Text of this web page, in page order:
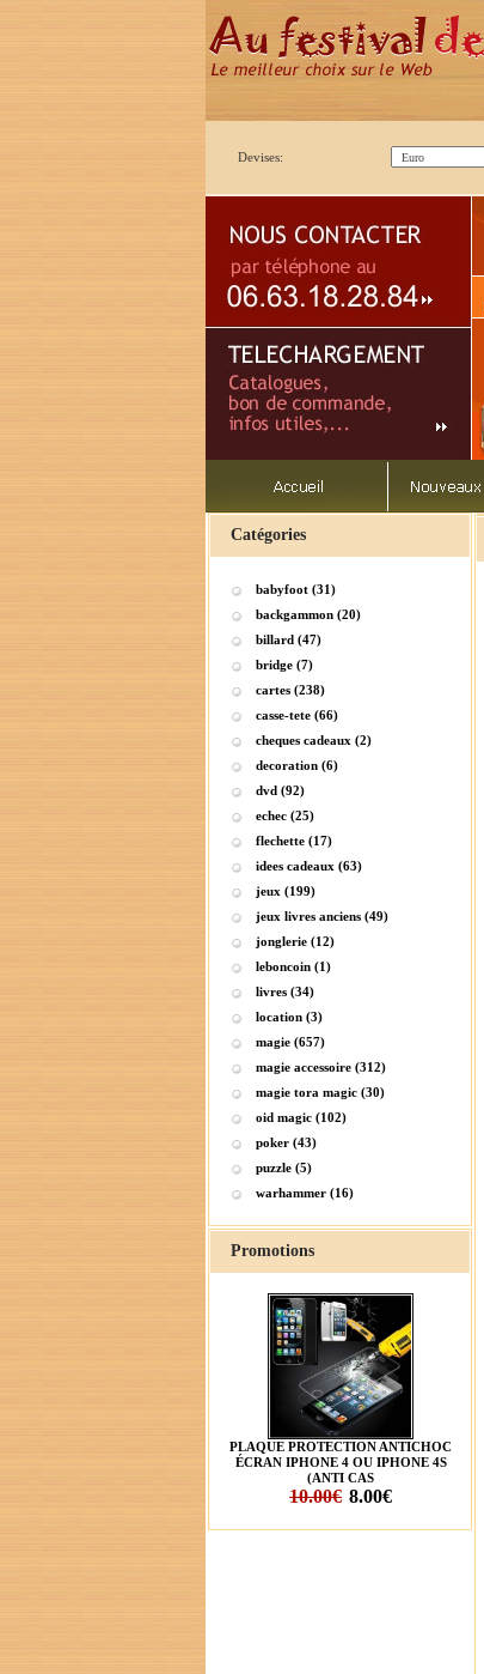
Devises:
Catégories
babyfoot (31)
backgammon (20)
billard (47)
bridge (7)
cartes (238)
casse-tete (66)
cheques cadeaux (2)
decoration (6)
dvd (92)
echec (25)
flechette (17)
idees cadeaux (63)
jeux (199)
jeux livres anciens (49)
jonglerie (12)
leboncoin (1)
livres (34)
location (3)
magie (657)
magie accessoire (312)
magie tora magic (30)
oid magic (102)
poker (43)
puzzle (5)
warhammer (16)
Promotions
PLAQUE PROTECTION ANTICHOC
ÉCRAN IPHONE 4 OU IPHONE 4S
(ANTI CAS
10.00€ 8.00€